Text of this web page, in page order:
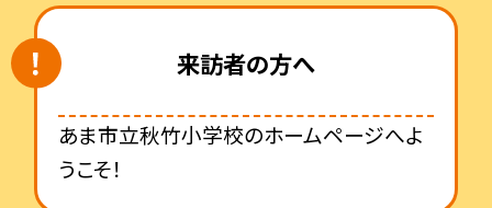
来訪者の方へ
あま市立秋竹小学校のホームページへよ
うこそ！